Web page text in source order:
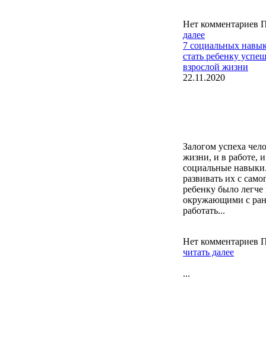
Нет комментариев
далее
7 социальных
стать ребенку
взрослой жизни
22.11.2020
Залогом успеха
жизни, и в работе,
социальные
развивать их с
ребенку было легче
окружающими с
работать...
Нет комментариев
читать далее
...